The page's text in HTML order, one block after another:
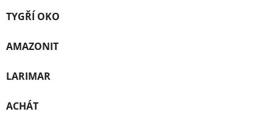
TYGŘÍ OKO
AMAZONIT
LARIMAR
ACHÁT